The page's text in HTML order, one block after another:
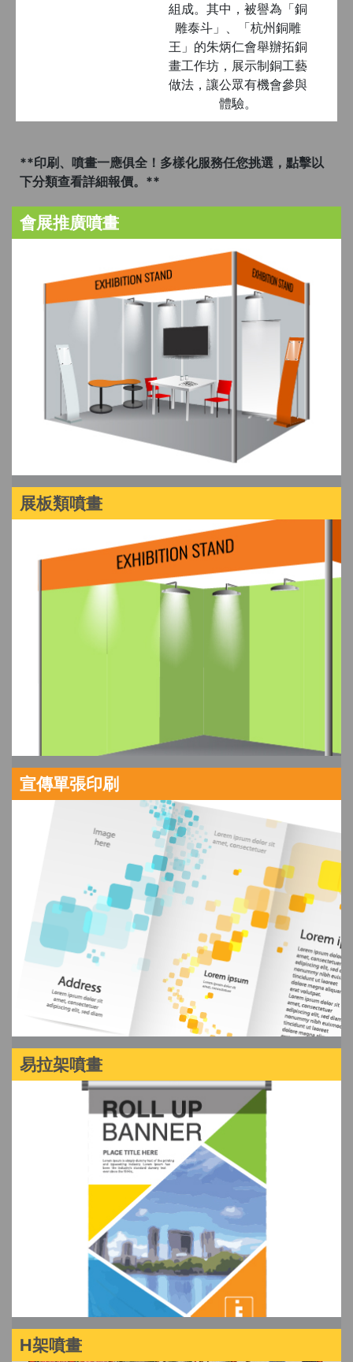
組成。其中，被譽為「銅
雕泰斗」、「杭州銅雕
王」的朱炳仁會舉辦拓銅
畫工作坊，展示制銅工藝
做法，讓公眾有機會參與
體驗。
**印刷、噴畫一應俱全！多樣化服務任您挑選，點擊以
下分類查看詳細報價。**
會展推廣噴畫
展板類噴畫
宣傳單張印刷
易拉架噴畫
H架噴畫